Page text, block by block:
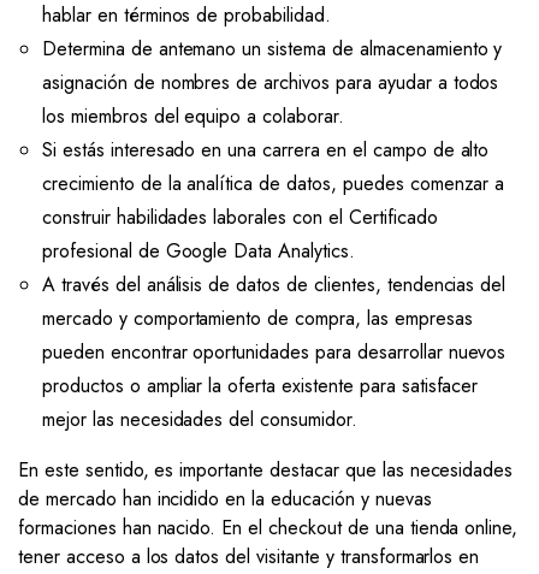
hablar en términos de probabilidad.
Determina de antemano un sistema de almacenamiento y
asignación de nombres de archivos para ayudar a todos
los miembros del equipo a colaborar.
Si estás interesado en una carrera en el campo de alto
crecimiento de la analítica de datos, puedes comenzar a
construir habilidades laborales con el Certificado
profesional de Google Data Analytics.
A través del análisis de datos de clientes, tendencias del
mercado y comportamiento de compra, las empresas
pueden encontrar oportunidades para desarrollar nuevos
productos o ampliar la oferta existente para satisfacer
mejor las necesidades del consumidor.
En este sentido, es importante destacar que las necesidades
de mercado han incidido en la educación y nuevas
formaciones han nacido. En el checkout de una tienda online,
tener acceso a los datos del visitante y transformarlos en